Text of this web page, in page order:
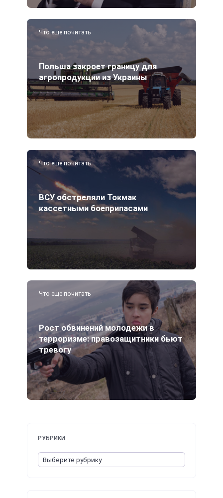
Что еще почитать
Польша закроет границу для
агропродукции из Украины
Что еще почитать
ВСУ обстреляли Токмак
кассетными боеприпасами
Что еще почитать
Рост обвинений молодежи в
терроризме: правозащитники бьют
тревогу
РУБРИКИ